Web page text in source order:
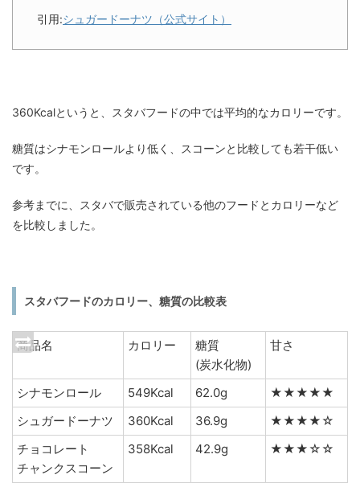
引用:シュガードーナツ（公式サイト）
360Kcalというと、スタバフードの中では平均的なカロリーです。
糖質はシナモンロールより低く、スコーンと比較しても若干低い
です。
参考までに、スタバで販売されている他のフードとカロリーなど
を比較しました。
スタバフードのカロリー、糖質の比較表
商品名 カロリー
糖質
(炭水化物)
甘さ
シナモンロール 549Kcal 62.0g
★★★★★
シュガードーナツ
360Kcal 36.9g
★★★★☆
チョコレート
チャンクスコーン
358Kcal 42.9g ★★★☆☆